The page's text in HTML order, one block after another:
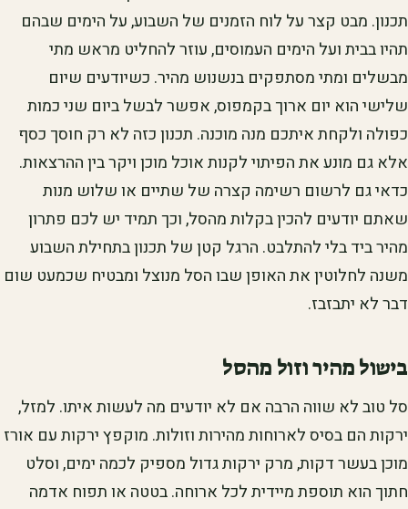
תכנון. מבט קצר על לוח הזמנים של השבוע, על הימים שבהם
תהיו בבית ועל הימים העמוסים, עוזר להחליט מראש מתי
מבשלים ומתי מסתפקים בנשנוש מהיר. כשיודעים שיום
שלישי הוא יום ארוך בקמפוס, אפשר לבשל ביום שני כמות
כפולה ולקחת איתכם מנה מוכנה. תכנון כזה לא רק חוסך כסף
אלא גם מונע את הפיתוי לקנות אוכל מוכן ויקר בין ההרצאות.
כדאי גם לרשום רשימה קצרה של שתיים או שלוש מנות
שאתם יודעים להכין בקלות מהסל, וכך תמיד יש לכם פתרון
מהיר ביד בלי להתלבט. הרגל קטן של תכנון בתחילת השבוע
משנה לחלוטין את האופן שבו הסל מנוצל ומבטיח שכמעט שום
דבר לא יתבזבז.
בישול מהיר וזול מהסל
סל טוב לא שווה הרבה אם לא יודעים מה לעשות איתו. למזל,
ירקות הם בסיס לארוחות מהירות וזולות. מוקפץ ירקות עם אורז
מוכן בעשר דקות, מרק ירקות גדול מספיק לכמה ימים, וסלט
חתוך הוא תוספת מיידית לכל ארוחה. בטטה או תפוח אדמה